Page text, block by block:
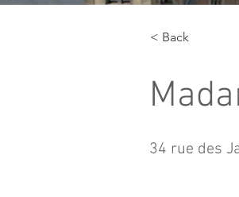
< Back
34 rue des